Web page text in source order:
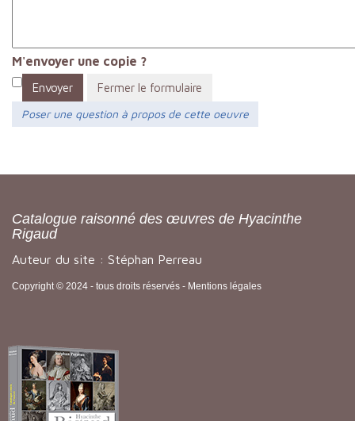
M'envoyer une copie ?
Envoyer
Fermer le formulaire
Poser une question à propos de cette oeuvre
Catalogue raisonné des œuvres de Hyacinthe
Rigaud
Auteur du site : Stéphan Perreau
Copyright © 2024 - tous droits réservés - Mentions légales